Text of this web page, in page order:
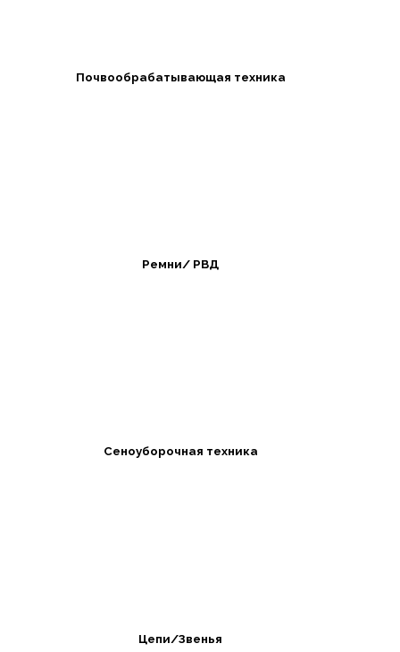
Почвообрабатывающая техника
Ремни/ РВД
Сеноуборочная техника
Цепи/Звенья